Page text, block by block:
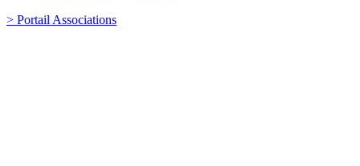
> Portail Associations